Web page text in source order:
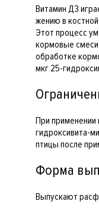
Витамин Д3
жению в
Этот процесс
кормовые смеси
обработке
мкг 25-
При
гидроксивита-
птицы после
Форма
Выпускают